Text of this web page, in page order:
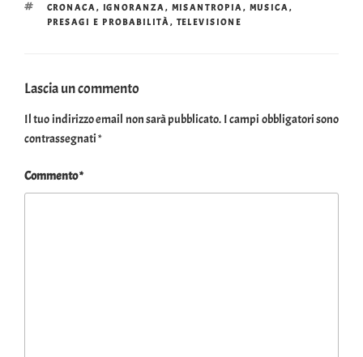
TAG
CRONACA, IGNORANZA, MISANTROPIA, MUSICA,
PRESAGI E PROBABILITÀ, TELEVISIONE
Lascia un commento
Il tuo indirizzo email non sarà pubblicato. I campi obbligatori sono
contrassegnati*
Commento*